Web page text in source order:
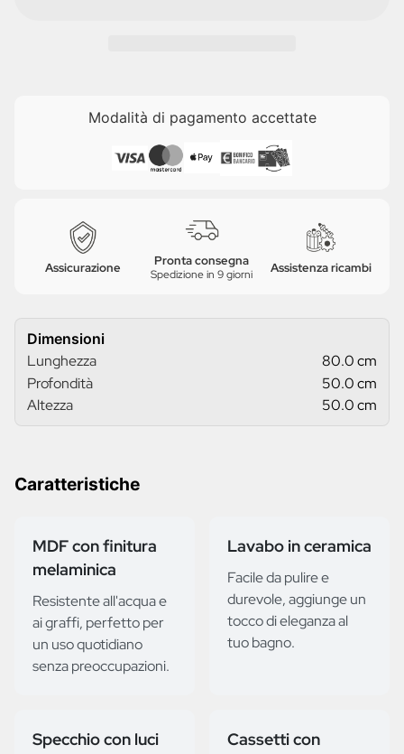
Modalità di pagamento accettate
Assicurazione Pronta consegna
Spedizione in 9 giorni Assistenza ricambi
Dimensioni
Lunghezza
80.0 cm
Profondità
50.0 cm
Altezza
50.0 cm
Caratteristiche
MDF con finitura
melaminica
Resistente all'acqua e
ai graffi, perfetto per
un uso quotidiano
senza preoccupazioni.
Lavabo in ceramica
Facile da pulire e
durevole, aggiunge un
tocco di eleganza al
tuo bagno.
Specchio con luci
Cassetti con